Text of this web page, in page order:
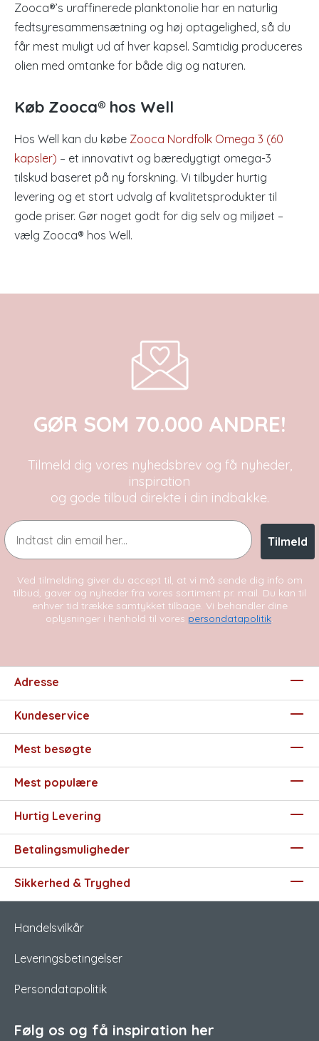
Zooca®’s uraffinerede planktonolie har en naturlig
fedtsyresammensætning og høj optagelighed, så du
får mest muligt ud af hver kapsel. Samtidig produceres
olien med omtanke for både dig og naturen.
Køb Zooca® hos Well
Hos Well kan du købe Zooca Nordfolk Omega 3 (60
kapsler) – et innovativt og bæredygtigt omega-3
tilskud baseret på ny forskning. Vi tilbyder hurtig
levering og et stort udvalg af kvalitetsprodukter til
gode priser. Gør noget godt for dig selv og miljøet –
vælg Zooca® hos Well.
GØR SOM 70.000 ANDRE!
Tilmeld dig vores nyhedsbrev og få nyheder,
inspiration
og gode tilbud direkte i din indbakke.
Email
Tilmeld
Ved tilmelding giver du accept til, at vi må sende dig info om
tilbud, gaver og nyheder fra vores sortiment pr. mail. Du kan til
enhver tid trække samtykket tilbage. Vi behandler dine
oplysninger i henhold til vores persondatapolitik.
Adresse
Kundeservice
Mest besøgte
Mest populære
Hurtig Levering
Betalingsmuligheder
Sikkerhed & Tryghed
Handelsvilkår
Leveringsbetingelser
Persondatapolitik
Følg os og få inspiration her